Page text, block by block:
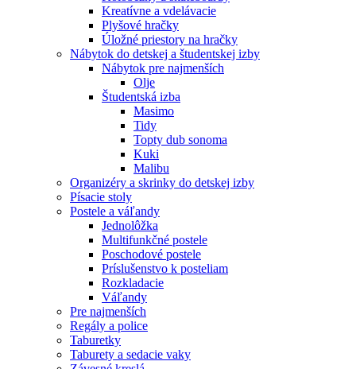
Kreatívne a vdelávacie
Plyšové hračky
Úložné priestory na hračky
Nábytok do detskej a študentskej izby
Nábytok pre najmenších
Olje
Študentská izba
Masimo
Tidy
Topty dub sonoma
Kuki
Malibu
Organizéry a skrinky do detskej izby
Písacie stoly
Postele a váľandy
Jednolôžka
Multifunkčné postele
Poschodové postele
Príslušenstvo k posteliam
Rozkladacie
Váľandy
Pre najmenších
Regály a police
Taburetky
Taburety a sedacie vaky